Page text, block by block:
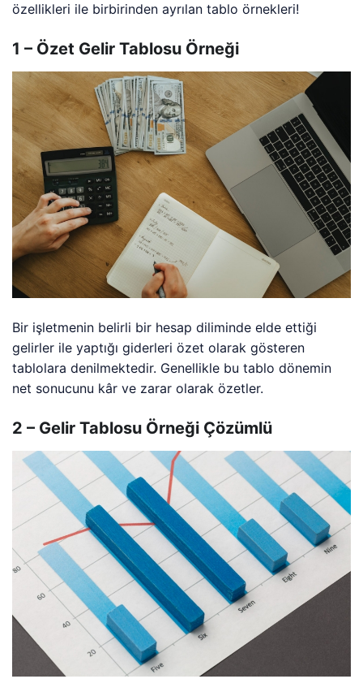
özellikleri ile birbirinden ayrılan tablo örnekleri!
1 – Özet Gelir Tablosu Örneği
Bir işletmenin belirli bir hesap diliminde elde ettiği
gelirler ile yaptığı giderleri özet olarak gösteren
tablolara denilmektedir. Genellikle bu tablo dönemin
net sonucunu kâr ve zarar olarak özetler.
2 – Gelir Tablosu Örneği Çözümlü